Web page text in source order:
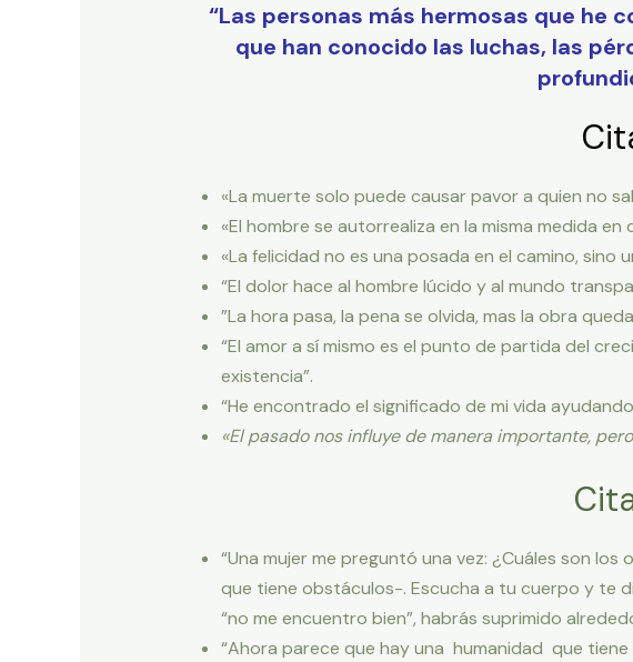
“Las personas más hermosas que he
que han conocido las luchas, las
«La muerte solo puede causar pavor a quien no
«El hombre se autorrealiza en la misma medida
«La felicidad no es una posada en el camino, sino
“El dolor hace al hombre lúcido y al mundo
”La hora pasa, la pena se olvida, mas la obra
“El amor a sí mismo es el punto de partida del
existencia”.
“He encontrado el significado de mi vida
«El pasado nos influye de manera importante,
“Una mujer me preguntó una vez: ¿Cuáles son
que tiene obstáculos-. Escucha a tu cuerpo y te
“no me encuentro bien”, habrás suprimido
“Ahora parece que hay una humanidad que